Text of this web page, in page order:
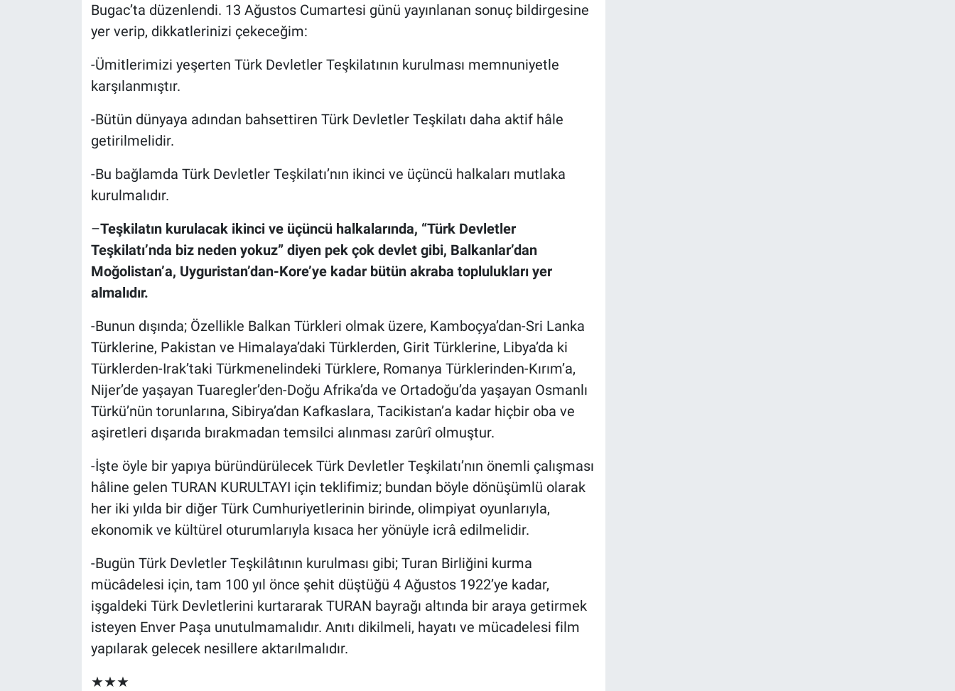
Bugac’ta düzenlendi. 13 Ağustos Cumartesi günü yayınlanan sonuç bildirgesine
yer verip, dikkatlerinizi çekeceğim:
-Ümitlerimizi yeşerten Türk Devletler Teşkilatının kurulması memnuniyetle
karşılanmıştır.
-Bütün dünyaya adından bahsettiren Türk Devletler Teşkilatı daha aktif hâle
getirilmelidir.
-Bu bağlamda Türk Devletler Teşkilatı’nın ikinci ve üçüncü halkaları mutlaka
kurulmalıdır.
–Teşkilatın kurulacak ikinci ve üçüncü halkalarında, “Türk Devletler
Teşkilatı’nda biz neden yokuz” diyen pek çok devlet gibi, Balkanlar’dan
Moğolistan’a, Uyguristan’dan-Kore’ye kadar bütün akraba toplulukları yer
almalıdır.
-Bunun dışında; Özellikle Balkan Türkleri olmak üzere, Kamboçya’dan-Sri Lanka
Türklerine, Pakistan ve Himalaya’daki Türklerden, Girit Türklerine, Libya’da ki
Türklerden-Irak’taki Türkmenelindeki Türklere, Romanya Türklerinden-Kırım’a,
Nijer’de yaşayan Tuaregler’den-Doğu Afrika’da ve Ortadoğu’da yaşayan Osmanlı
Türkü’nün torunlarına, Sibirya’dan Kafkaslara, Tacikistan’a kadar hiçbir oba ve
aşiretleri dışarıda bırakmadan temsilci alınması zarûrî olmuştur.
-İşte öyle bir yapıya büründürülecek Türk Devletler Teşkilatı’nın önemli çalışması
hâline gelen TURAN KURULTAYI için teklifimiz; bundan böyle dönüşümlü olarak
her iki yılda bir diğer Türk Cumhuriyetlerinin birinde, olimpiyat oyunlarıyla,
ekonomik ve kültürel oturumlarıyla kısaca her yönüyle icrâ edilmelidir.
-Bugün Türk Devletler Teşkilâtının kurulması gibi; Turan Birliğini kurma
mücâdelesi için, tam 100 yıl önce şehit düştüğü 4 Ağustos 1922’ye kadar,
işgaldeki Türk Devletlerini kurtararak TURAN bayrağı altında bir araya getirmek
isteyen Enver Paşa unutulmamalıdır. Anıtı dikilmeli, hayatı ve mücadelesi film
yapılarak gelecek nesillere aktarılmalıdır.
★★★